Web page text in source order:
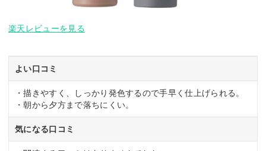
楽天レビューを見る
よい口コミ
・描きやすく、しっかり発色するので手早く仕上げられる。
・朝から夕方まで落ちにくい。
気になる口コミ